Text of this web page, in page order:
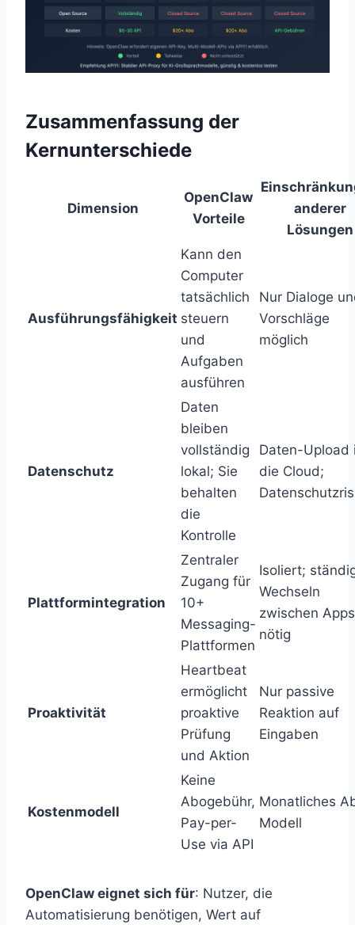
Zusammenfassung der
Kernunterschiede
Dimension
OpenClaw
Vorteile
anderer
Lösungen
Ausführungsfähigkeit
Kann den
Computer
tatsächlich
steuern
und
Aufgaben
ausführen
Nur Dialoge
Vorschläge
möglich
Datenschutz
Daten
bleiben
vollständig
lokal; Sie
behalten
die
Kontrolle
Daten-Upload
die Cloud;
Plattformintegration
Zentraler
Zugang für
10+
Messaging-
Plattformen
Isoliert;
Wechseln
zwischen Apps
nötig
Proaktivität
Heartbeat
ermöglicht
proaktive
Prüfung
und Aktion
Nur passive
Reaktion auf
Eingaben
Kostenmodell
Keine
Abogebühr,
Pay-per-
Use via API
Monatliches
Modell
OpenClaw eignet sich für: Nutzer, die
Automatisierung benötigen, Wert auf